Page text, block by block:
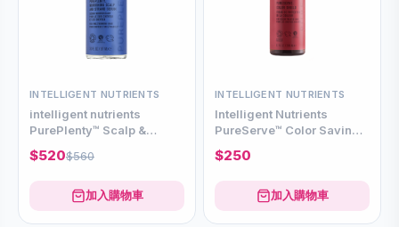
INTELLIGENT NUTRIENTS
intelligent nutrients
PurePlenty™ Scalp &
Strand Serum有機頭皮滋養
生髮精華 97ml
$520$560
加入購物車
INTELLIGENT NUTRIENTS
Intelligent Nutrients
PureServe™ Color Saving
Shield 200ml
$250
加入購物車